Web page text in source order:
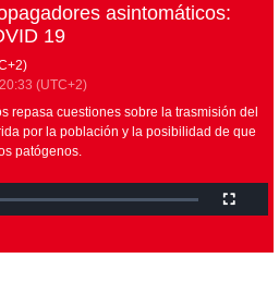
asintomáticos:
19
20:33 (UTC+2)
repasa cuestiones sobre la trasmisión del
por la población y la posibilidad de que
patógenos.